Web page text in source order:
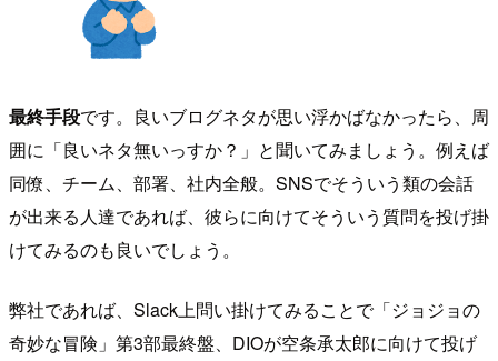
最終手段です。良いブログネタが思い浮かばなかったら、周
囲に「良いネタ無いっすか？」と聞いてみましょう。例えば
同僚、チーム、部署、社内全般。SNSでそういう類の会話
が出来る人達であれば、彼らに向けてそういう質問を投げ掛
けてみるのも良いでしょう。
弊社であれば、Slack上問い掛けてみることで「ジョジョの
奇妙な冒険」第3部最終盤、DIOが空条承太郎に向けて投げ